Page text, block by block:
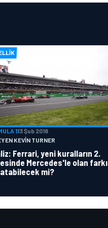
113 Şub 2018
KEVIN TURNER
Ferrari, yeni kuralların 2.
Mercedes'le olan farkı
mi?